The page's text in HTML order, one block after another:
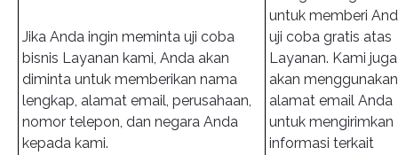
Jika Anda ingin meminta uji coba
bisnis Layanan kami, Anda akan
diminta untuk memberikan nama
lengkap, alamat email, perusahaan,
nomor telepon, dan negara Anda
kepada kami.
untuk memberi
uji coba gratis atas
Layanan. Kami juga
akan menggunakan
alamat email Anda
untuk mengirimkan
informasi terkait